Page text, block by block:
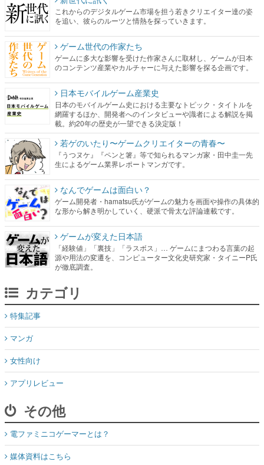
これからのデジタルゲーム市場を担う若きクリエイター達の姿
を追い、彼らのルーツと情熱を探っていきます。
ゲーム世代の作家たち
ゲームに多大な影響を受けた作家さんに取材し、ゲームが日本
のコンテンツ産業やカルチャーに与えた影響を探る企画です。
日本モバイルゲーム産業史
日本のモバイルゲーム史における主要なトピック・タイトルを
網羅するほか、開発者へのインタビューや識者による解説を掲
載。約20年の歴史が一望できる決定版！
若ゲのいたり〜ゲームクリエイターの青春〜
『うつヌケ』『ペンと箸』等で知られるマンガ家・田中圭一先
生によるゲーム業界レポートマンガです。
なんでゲームは面白い？
ゲーム開発者・hamatsu氏がゲームの魅力を画面や操作の具体的
な形から解き明かしていく、硬派で骨太な評論連載です。
ゲームが変えた日本語
「経験値」「裏技」「ラスボス」… ゲームにまつわる言葉の起
源や用法の変遷を、コンピューター文化史研究家・タイニーP氏
が徹底調査。
カテゴリ
特集記事
マンガ
女性向け
アプリレビュー
その他
電ファミニコゲーマーとは？
媒体資料はこちら